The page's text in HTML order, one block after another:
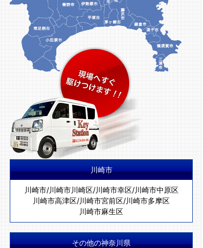
川崎市
川崎市/川崎市川崎区/川崎市幸区/川崎市中原区
川崎市高津区/川崎市宮前区/川崎市多摩区
川崎市麻生区
その他の神奈川県